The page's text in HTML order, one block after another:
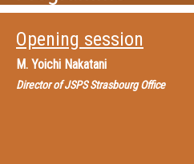
Opening session
M. Yoichi Nakatani
Director of JSPS Strasbourg Office